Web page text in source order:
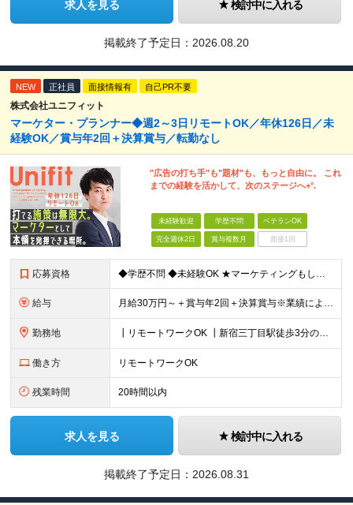
求人を見る 検討中に入れる
掲載終了予定日： 2026.08.20
NEW 正社員 面接情報有 自己PR不要
株式会社ユニフィット
マーケター・プランナー◆週2～3日リモートOK／年休126日／未
経験OK／賞与年2回＋決算賞与／転勤なし
"広告の打ち手"も"題材"も、もっと自由に。 これ
までの経験を活かして、次のステージへ+°.
未経験歓迎 学歴不問 ベテランOK
完全週休2日 賞与複数月 面接1回
応募資格 ◆学歴不問 ◆未経験OK ★マーケティングもしくはプロモーション企画立案などの実務経験をお持ちの方歓迎します（業界・経験年数不問） ＜ 以下に１つでも当てはまる方は、大歓迎！＞ ◇自社製品・1業界
給与 月給30万円～＋賞与年2回＋決算賞与※業績による ※上記月給額を目安として、経験や前職給与などを踏まえ、相談のうえ給与額が変動する可能性がございます。 ※試用期間中は賞与対象外となります。 【固定
勤務地 ┃リモートワークOK ┃新宿三丁目駅徒歩3分のオフィス ┃転勤なし 【本社】 東京都新宿区新宿5-13-9 太平洋不動産新宿ビル 2F ＼オフィスの雰囲気についてご紹介／ 落ち着いた色味でまとめら
働き方 リモートワークOK
残業時間 20時間以内
求人を見る 検討中に入れる
掲載終了予定日： 2026.08.31